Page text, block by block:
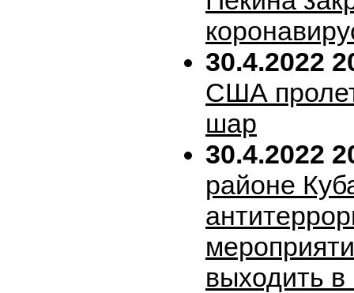
30.4.2022
США
шар
30.4.2022
районе
выходить